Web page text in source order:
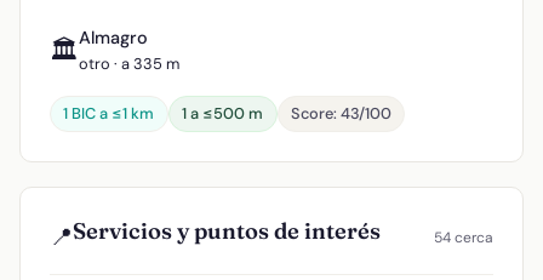
🏛️Almagro
otro · a 335 m
1 BIC a ≤1 km 1 a ≤500 m Score: 43/100
📍Servicios y puntos de interés 54 cerca